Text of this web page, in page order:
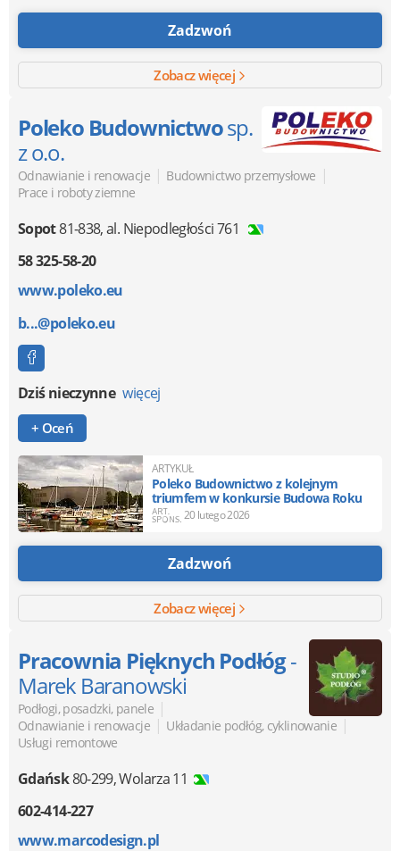
Zadzwoń
Zobacz więcej
Poleko Budownictwosp.
z o.o.
Odnawianie i renowacje | Budownictwo przemysłowe |
Prace i roboty ziemne
Sopot81-838,al. Niepodległości 761
58 325-58-20
www.poleko.eu
b...@poleko.eu
Dziś nieczynne więcej
+ Oceń
ARTYKUŁ
Poleko Budownictwo z kolejnym
triumfem w konkursie Budowa Roku
20 lutego 2026
Zadzwoń
Zobacz więcej
Pracownia Pięknych Podłóg-
Marek Baranowski
Podłogi, posadzki, panele |
Odnawianie i renowacje | Układanie podłóg, cyklinowanie |
Usługi remontowe
Gdańsk80-299,Wolarza 11
602-414-227
www.marcodesign.pl